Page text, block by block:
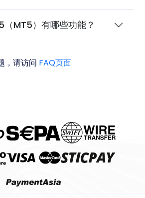
MT5）有哪些功能？
，请访问 FAQ页面